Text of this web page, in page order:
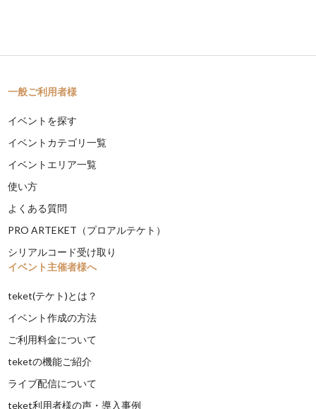
一般ご利用者様
イベントを探す
イベントカテゴリ一覧
イベントエリア一覧
使い方
よくある質問
PRO ARTEKET（プロアルテケト）
シリアルコード受け取り
イベント主催者様へ
teket(テケト)とは？
イベント作成の方法
ご利用料金について
teketの機能ご紹介
ライブ配信について
teket利用者様の声・導入事例